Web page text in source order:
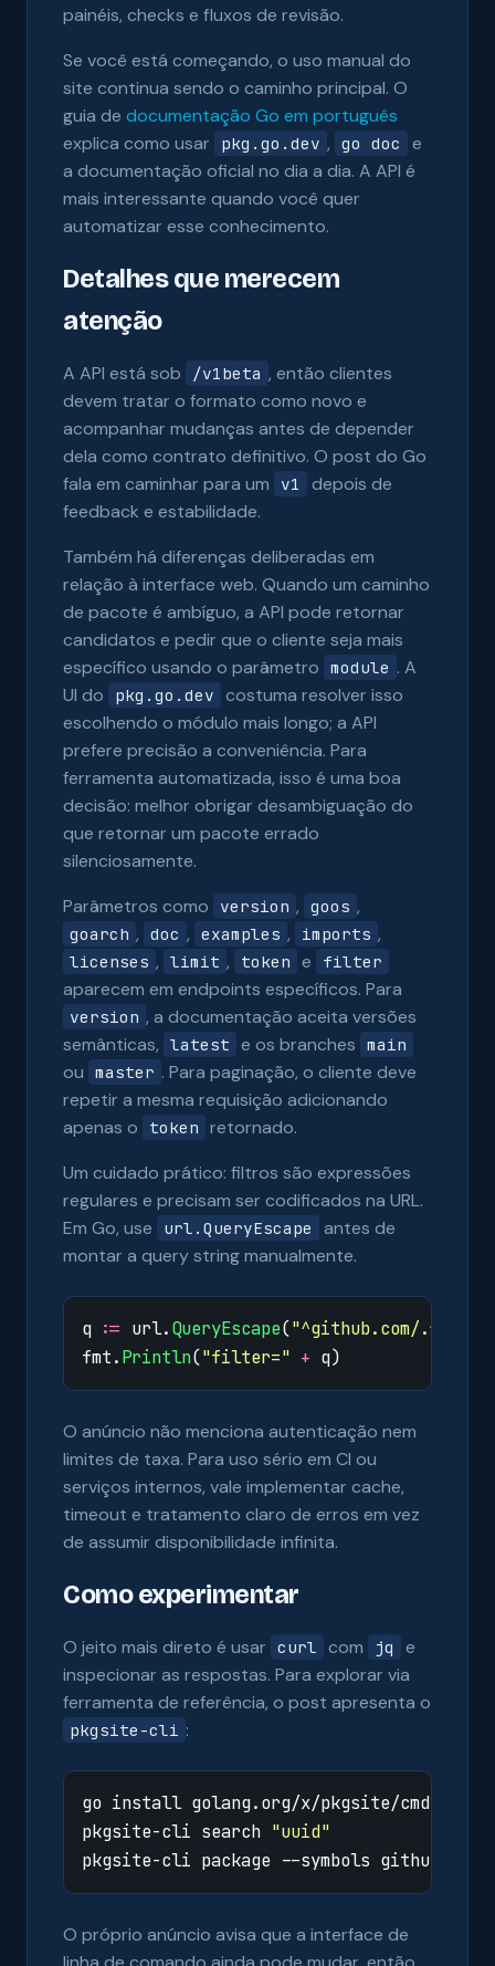
painéis, checks e fluxos de revisão.
Se você está começando, o uso manual do
site continua sendo o caminho principal. O
guia de documentação Go em português
explica como usar
pkg.go.dev , go doc
e
a documentação oficial no dia a dia. A API é
mais interessante quando você quer
automatizar esse conhecimento.
Detalhes que merecem
atenção
A API está sob /v1beta , então clientes
devem tratar o formato como novo e
acompanhar mudanças antes de depender
dela como contrato definitivo. O post do Go
fala em caminhar para um
v1
depois de
feedback e estabilidade.
Também há diferenças deliberadas em
relação à interface web. Quando um caminho
de pacote é ambíguo, a API pode retornar
candidatos e pedir que o cliente seja mais
específico usando o parâmetro module . A
UI do
pkg.go.dev costuma resolver isso
escolhendo o módulo mais longo; a API
prefere precisão a conveniência. Para
ferramenta automatizada, isso é uma boa
decisão: melhor obrigar desambiguação do
que retornar um pacote errado
silenciosamente.
Parâmetros como
version , goos ,
goarch , doc , examples , imports ,
licenses , limit , token e filter
aparecem em endpoints específicos. Para
version , a documentação aceita versões
semânticas, latest e os branches main
ou master . Para paginação, o cliente deve
repetir a mesma requisição adicionando
apenas o
token retornado.
Um cuidado prático: filtros são expressões
regulares e precisam ser codificados na URL.
Em Go, use
url.QueryEscape
antes de
montar a query string manualmente.
q := url.QueryEscape("^github.com/.*/
fmt.Println("filter=" + q)
O anúncio não menciona autenticação nem
limites de taxa. Para uso sério em CI ou
serviços internos, vale implementar cache,
timeout e tratamento claro de erros em vez
de assumir disponibilidade infinita.
Como experimentar
O jeito mais direto é usar curl com jq
e
inspecionar as respostas. Para explorar via
ferramenta de referência, o post apresenta o
pkgsite-cli :
pkgsite-cli search "uuid"
O próprio anúncio avisa que a interface de